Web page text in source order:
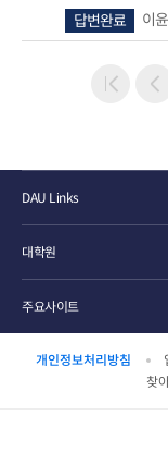
답변완료 이
개인정보처리방침
찾
DAU Links
대학원
주요사이트